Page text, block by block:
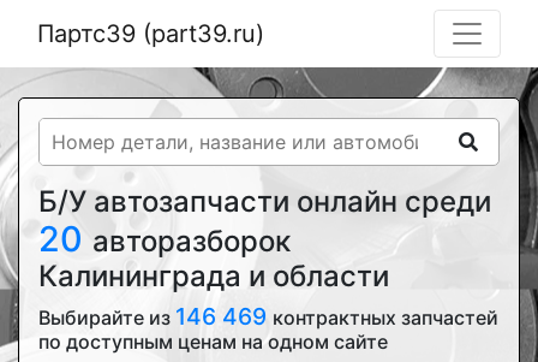
Партс39 (part39.ru)
Б/У автозапчасти онлайн среди
20 авторазборок
Калининграда и области
Выбирайте из 146 469 контрактных запчастей
по доступным ценам на одном сайте